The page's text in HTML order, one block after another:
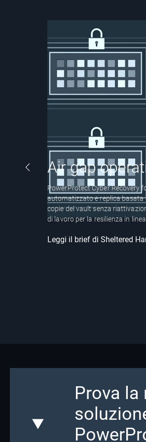
Previous Page
Air gap
PowerProtect Cyber Recovery
automatizzato e replica basata
copie del vault senza
di lavoro per la resilienza in
Leggi il brief di Sheltered
Prova la